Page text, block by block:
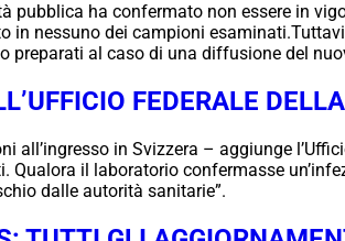
pubblica ha confermato non essere in
in nessuno dei campioni
al caso di una diffusione del
FEDERALE
all’ingresso in Svizzera – aggiunge
il laboratorio confermasse
dalle autorità sanitarie”.